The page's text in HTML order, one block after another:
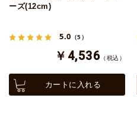
ーズ(12cm)
5.0 （5）
￥4,536 （税込）
カートに入れる